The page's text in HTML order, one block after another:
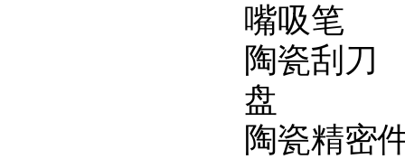
嘴吸
陶
盘 进
陶瓷精密